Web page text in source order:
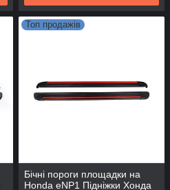
Топ продажів
Бічні пороги площадки на
Honda eNP1 Підніжки Хонда